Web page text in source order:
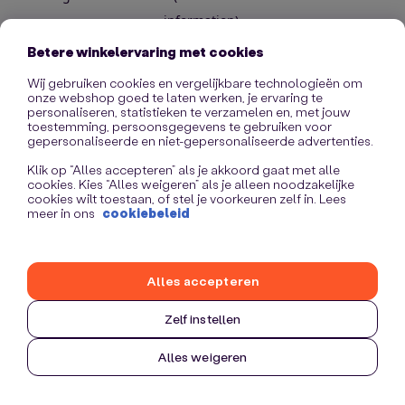
information).
Betere winkelervaring met cookies
Wij gebruiken cookies en vergelijkbare technologieën om
onze webshop goed te laten werken, je ervaring te
personaliseren, statistieken te verzamelen en, met jouw
toestemming, persoonsgegevens te gebruiken voor
gepersonaliseerde en niet-gepersonaliseerde advertenties.
Klik op “Alles accepteren” als je akkoord gaat met alle
cookies. Kies “Alles weigeren” als je alleen noodzakelijke
cookies wilt toestaan, of stel je voorkeuren zelf in. Lees
meer in ons cookiebeleid
Zelf instellen
Alles weigeren
Alles accepteren